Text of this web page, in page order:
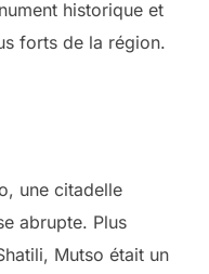
historique et
forts de la région.
une citadelle
abrupte. Plus
Mutso était un